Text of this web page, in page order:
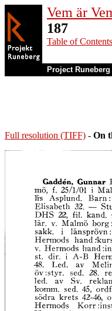
Vem är
187
Table of
Project Runeberg
Full resolution (TIFF) - On